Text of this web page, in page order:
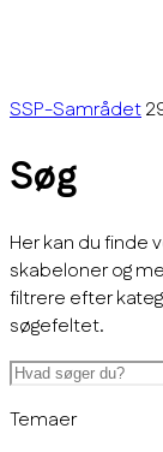
SSP-Samrådet
Søg
Her kan du finde
skabeloner og
filtrere efter
søgefeltet.
Temaer